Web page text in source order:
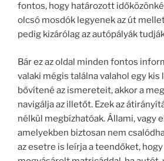
fontos, hogy határozott
olcsó mosdók legyenek az út
pedig kizárólag az autópályák
Bár ez az oldal minden fontos
valaki mégis találna valahol egy kis
bővítené az ismereteit, akkor a
navigálja az illetőt. Ezek az
nélkül megbízhatóak. Állami, vagy
amelyekben biztosan nem
az esetre is leírja a teendőket,